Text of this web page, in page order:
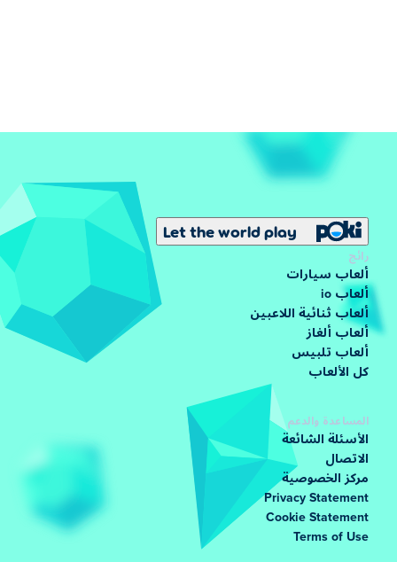
Let the world play
رائج
ألعاب سيارات
ألعاب io
ألعاب ثنائية اللاعبين
ألعاب ألغاز
ألعاب تلبيس
كل الألعاب
المساعدة والدعم
الأسئلة الشائعة
الاتصال
مركز الخصوصية
Privacy Statement
Cookie Statement
Terms of Use